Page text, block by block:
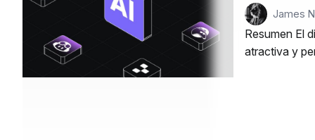
James
Resumen El
atractiva y